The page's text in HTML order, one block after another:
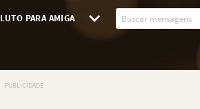
LUTO PARA AMIGA